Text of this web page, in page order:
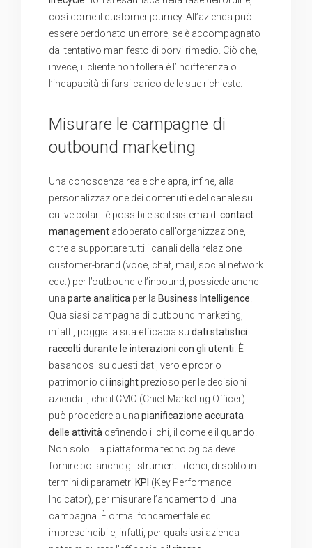
così come il customer journey. All’azienda può
essere perdonato un errore, se è accompagnato
dal tentativo manifesto di porvi rimedio. Ciò che,
invece, il cliente non tollera è l’indifferenza o
l’incapacità di farsi carico delle sue richieste.
Misurare le campagne di
outbound marketing
Una conoscenza reale che apra, infine, alla
personalizzazione dei contenuti e del canale su
cui veicolarli è possibile se il sistema di contact
management adoperato dall’organizzazione,
oltre a supportare tutti i canali della relazione
customer-brand (voce, chat, mail, social network
ecc.) per l’outbound e l’inbound, possiede anche
una parte analitica per la Business Intelligence
Qualsiasi campagna di outbound marketing,
infatti, poggia la sua efficacia su dati statistici
raccolti durante le interazioni con gli utenti . È
basandosi su questi dati, vero e proprio
patrimonio di insight prezioso per le decisioni
aziendali, che il CMO (Chief Marketing Officer)
può procedere a una pianificazione accurata
delle attività definendo il chi, il come e il quando.
Non solo. La piattaforma tecnologica deve
fornire poi anche gli strumenti idonei, di solito in
termini di parametri KPI (Key Performance
Indicator), per misurare l’andamento di una
campagna. È ormai fondamentale ed
imprescindibile, infatti, per qualsiasi azienda